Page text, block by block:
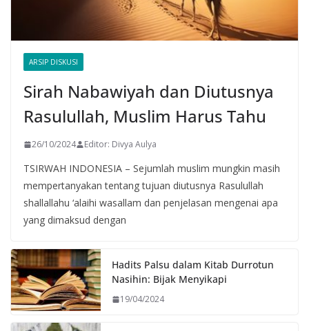
ARSIP DISKUSI
Sirah Nabawiyah dan Diutusnya
Rasulullah, Muslim Harus Tahu
26/10/2024 Editor: Divya Aulya
TSIRWAH INDONESIA – Sejumlah muslim mungkin masih
mempertanyakan tentang tujuan diutusnya Rasulullah
shallallahu ‘alaihi wasallam dan penjelasan mengenai apa
yang dimaksud dengan
Hadits Palsu dalam Kitab Durrotun
Nasihin: Bijak Menyikapi
19/04/2024